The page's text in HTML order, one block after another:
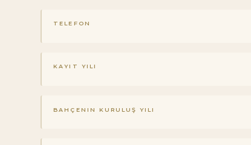
TELEFON
KAYIT YILI
BAHÇENIN KURULUŞ YILI